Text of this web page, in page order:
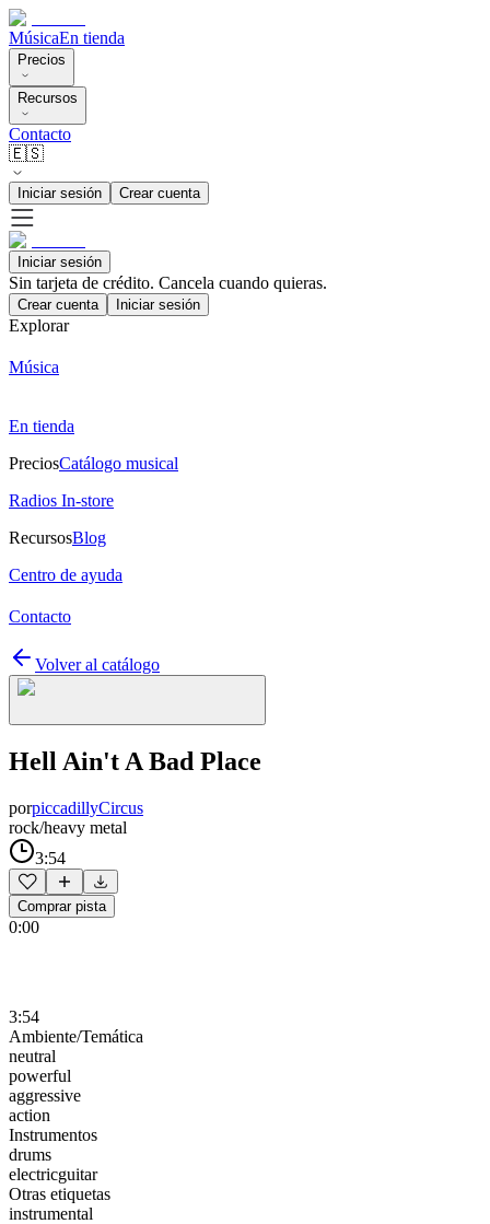
MúsicaEn tienda
Precios
Recursos
Contacto
🇪🇸
Iniciar sesión Crear cuenta
Iniciar sesión
Sin tarjeta de crédito. Cancela cuando quieras.
Crear cuenta Iniciar sesión
Explorar
Música
En tienda
PreciosCatálogo musical
Radios In-store
RecursosBlog
Centro de ayuda
Contacto
Volver al catálogo
Hell Ain't A Bad Place
porpiccadillyCircus
rock/heavy metal
3:54
Comprar pista
0:00
3:54
Ambiente/Temática
neutral
powerful
aggressive
action
Instrumentos
drums
electricguitar
Otras etiquetas
instrumental